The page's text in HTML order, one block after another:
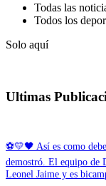
Todas las
Todos los
Solo aquí
Ultimas
⚽💛🖤 Así es como
demostró. El equipo de
Leonel Jaime y es